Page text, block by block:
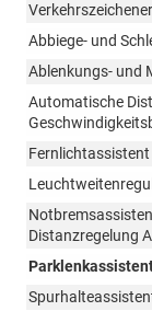
Abbiege- und
Ablenkungs- und
Automatische
Distanzregelung